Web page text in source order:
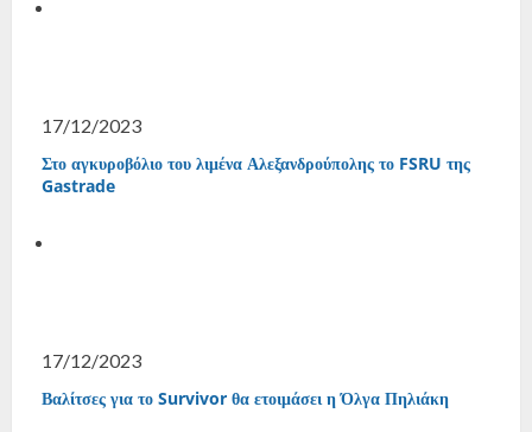
17/12/2023
Στο αγκυροβόλιο του λιμένα Αλεξανδρούπολης το FSRU της
Gastrade
17/12/2023
Βαλίτσες για το Survivor θα ετοιμάσει η Όλγα Πηλιάκη